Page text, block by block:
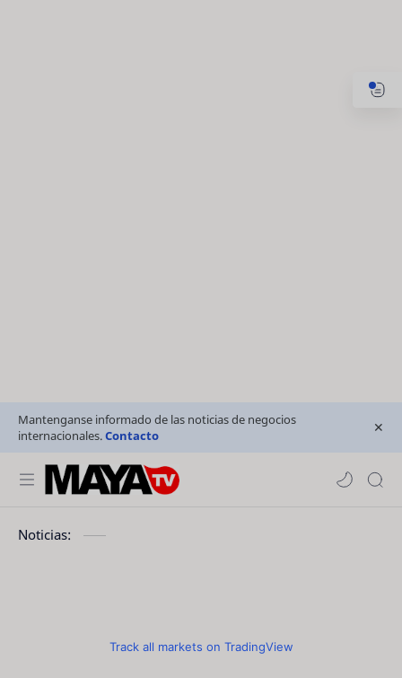
Mantenganse informado de las noticias de negocios
internacionales.Contacto
Noticias:
Track all markets on TradingView